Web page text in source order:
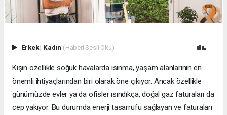
Erkek| Kadın (Haberi Sesli Oku)
Kışın özellikle soğuk havalarda ısınma, yaşam alanlarının en
önemli ihtiyaçlarından biri olarak öne çıkıyor. Ancak özellikle
günümüzde evler ya da ofisler ısındıkça, doğal gaz faturaları da
cep yakıyor. Bu durumda enerji tasarrufu sağlayan ve faturaları